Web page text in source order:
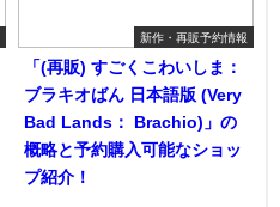
新作・再販予約情報
「(再販) すごくこわいしま：
ブラキオばん 日本語版 (Very
Bad Lands： Brachio)」の
概略と予約購入可能なショッ
プ紹介！